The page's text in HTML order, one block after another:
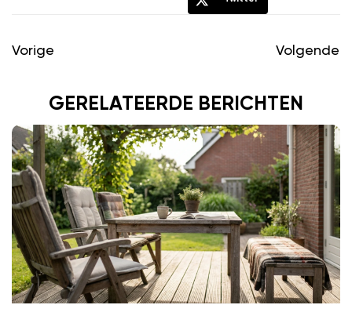
Vorige Volgende
GERELATEERDE BERICHTEN